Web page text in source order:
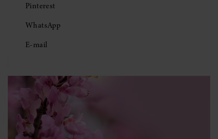
Pinterest
WhatsApp
E-mail